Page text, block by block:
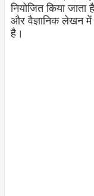
नियोजित किया
और वैज्ञानिक लेखन में
है।